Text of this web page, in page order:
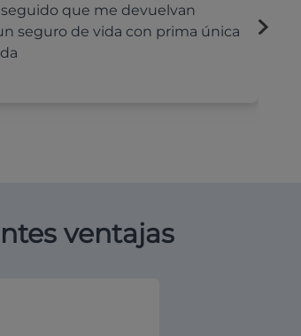
que me devuelvan
seguro de vida con prima única
ventajas